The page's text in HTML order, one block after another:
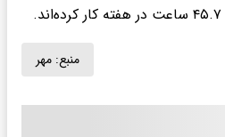
منبع: مهر